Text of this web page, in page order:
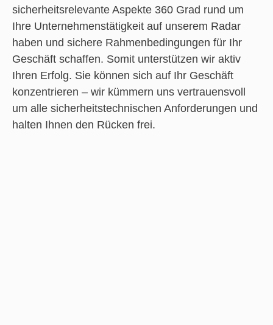
sicherheitsrelevante Aspekte 360 Grad rund um
Ihre Unternehmenstätigkeit auf unserem Radar
haben und sichere Rahmenbedingungen für Ihr
Geschäft schaffen. Somit unterstützen wir aktiv
Ihren Erfolg. Sie können sich auf Ihr Geschäft
konzentrieren – wir kümmern uns vertrauensvoll
um alle sicherheitstechnischen Anforderungen und
halten Ihnen den Rücken frei.